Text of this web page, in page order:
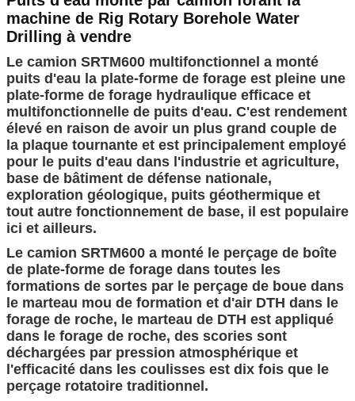
machine de Rig Rotary Borehole Water
Drilling à vendre
Le camion SRTM600 multifonctionnel a monté
puits d'eau la plate-forme de forage est pleine une
plate-forme de forage hydraulique efficace et
multifonctionnelle de puits d'eau. C'est rendement
élevé en raison de avoir un plus grand couple de
la plaque tournante et est principalement employé
pour le puits d'eau dans l'industrie et agriculture,
base de bâtiment de défense nationale,
exploration géologique, puits géothermique et
tout autre fonctionnement de base, il est populaire
ici et ailleurs.
Le camion SRTM600 a monté le perçage de boîte
de plate-forme de forage dans toutes les
formations de sortes par le perçage de boue dans
le marteau mou de formation et d'air DTH dans le
forage de roche, le marteau de DTH est appliqué
dans le forage de roche, des scories sont
déchargées par pression atmosphérique et
l'efficacité dans les coulisses est dix fois que le
perçage rotatoire traditionnel.